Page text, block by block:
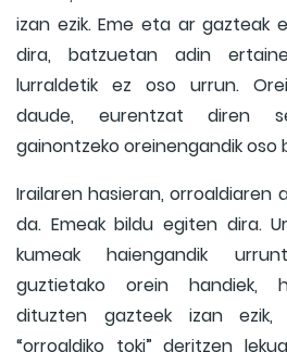
izan ezik. Eme eta ar gazteak
dira, batzuetan adin
lurraldetik ez oso urrun.
daude, eurentzat diren
gainontzeko oreinengandik oso
Irailaren hasieran, orroaldiaren
da. Emeak bildu egiten dira.
kumeak haiengandik
guztietako orein handiek,
dituzten gazteek izan ezik,
“orroaldiko toki” deritzen